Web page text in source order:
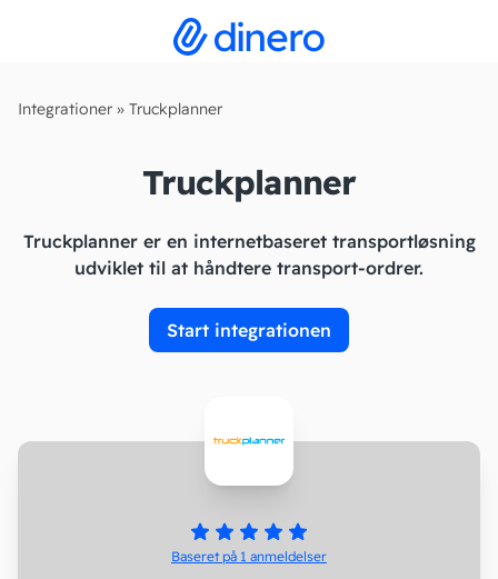
Integrationer » Truckplanner
Truckplanner
Truckplanner er en internetbaseret transportløsning
udviklet til at håndtere transport-ordrer.
Start integrationen
Baseret på 1 anmeldelser